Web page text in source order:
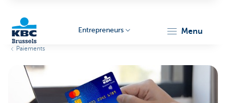
Entrepreneurs menu
Paiements